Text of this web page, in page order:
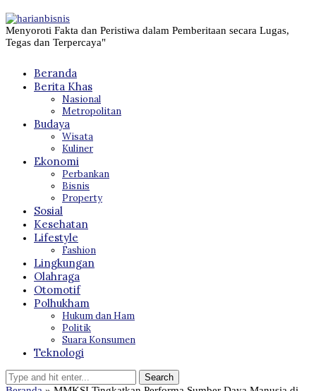
Menyoroti Fakta dan Peristiwa dalam Pemberitaan secara Lugas,
Tegas dan Terpercaya"
Beranda
Berita Khas
Nasional
Metropolitan
Budaya
Wisata
Kuliner
Ekonomi
Perbankan
Bisnis
Property
Sosial
Kesehatan
Lifestyle
Fashion
Lingkungan
Olahraga
Otomotif
Polhukham
Hukum dan Ham
Politik
Suara Konsumen
Teknologi